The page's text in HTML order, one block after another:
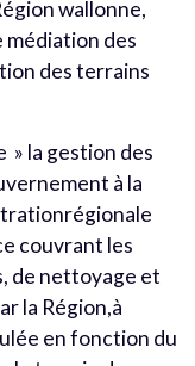
wallonne,
médiation des
des terrains
la gestion des
à la
couvrant les
de nettoyage et
la Région,à
en fonction du